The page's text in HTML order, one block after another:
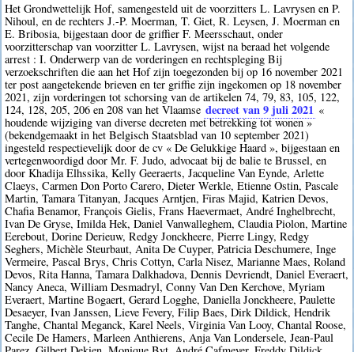
Het Grondwettelijk Hof, samengesteld uit de voorzitters L. Lavrysen en P.
Nihoul, en de rechters J.-P. Moerman, T. Giet, R. Leysen, J. Moerman en
E. Bribosia, bijgestaan door de griffier F. Meersschaut, onder
voorzitterschap van voorzitter L. Lavrysen, wijst na beraad het volgende
arrest : I. Onderwerp van de vorderingen en rechtspleging Bij
verzoekschriften die aan het Hof zijn toegezonden bij op 16 november 2021
ter post aangetekende brieven en ter griffie zijn ingekomen op 18 november
2021, zijn vorderingen tot schorsing van de artikelen 74, 79, 83, 105, 122,
124, 128, 205, 206 en 208 van het Vlaamse decreet van 9 juli 2021 «
houdende wijziging van diverse decreten met betrekking tot wonen »
(bekendgemaakt in het Belgisch Staatsblad van 10 september 2021)
ingesteld respectievelijk door de cv « De Gelukkige Haard », bijgestaan en
vertegenwoordigd door Mr. F. Judo, advocaat bij de balie te Brussel, en
door Khadija Elhssika, Kelly Geeraerts, Jacqueline Van Eynde, Arlette
Claeys, Carmen Don Porto Carero, Dieter Werkle, Etienne Ostin, Pascale
Martin, Tamara Titanyan, Jacques Arntjen, Firas Majid, Katrien Devos,
Chafia Benamor, François Gielis, Frans Haevermaet, André Inghelbrecht,
Ivan De Gryse, Imilda Hek, Daniel Vanwalleghem, Claudia Piolon, Martine
Eerebout, Dorine Derieuw, Redgy Jonckheere, Pierre Lingy, Redgy
Seghers, Michèle Steurbaut, Anita De Cuyper, Patricia Deschumere, Inge
Vermeire, Pascal Brys, Chris Cottyn, Carla Nisez, Marianne Maes, Roland
Devos, Rita Hanna, Tamara Dalkhadova, Dennis Devriendt, Daniel Everaert,
Nancy Aneca, William Desmadryl, Conny Van Den Kerchove, Myriam
Everaert, Martine Bogaert, Gerard Logghe, Daniella Jonckheere, Paulette
Desaeyer, Ivan Janssen, Lieve Fevery, Filip Baes, Dirk Dildick, Hendrik
Tanghe, Chantal Meganck, Karel Neels, Virginia Van Looy, Chantal Roose,
Cecile De Hamers, Marleen Anthierens, Anja Van Londersele, Jean-Paul